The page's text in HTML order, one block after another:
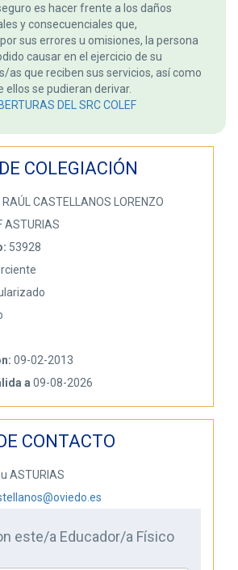
es hacer frente a los daños
y consecuenciales que,
sus errores u omisiones, la persona
causar en el ejercicio de su
as que reciben sus servicios, así como
ellos se pudieran derivar.
DEL SRC COLEF
COLEGIACIÓN
RAÚL CASTELLANOS LORENZO
ASTURIAS
53928
09-02-2013
a 09-08-2026
CONTACTO
ASTURIAS
este/a Educador/a Físico